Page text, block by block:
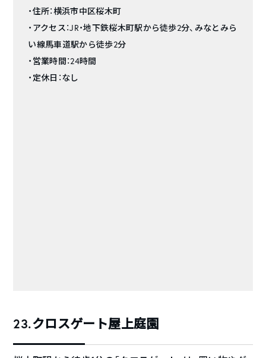
・住所：横浜市中区桜木町
・アクセス：JR・地下鉄桜木町駅から徒歩2分、みなとみら
い線馬車道駅から徒歩2分
・営業時間：24時間
・定休日：なし
23.クロスゲート屋上庭園